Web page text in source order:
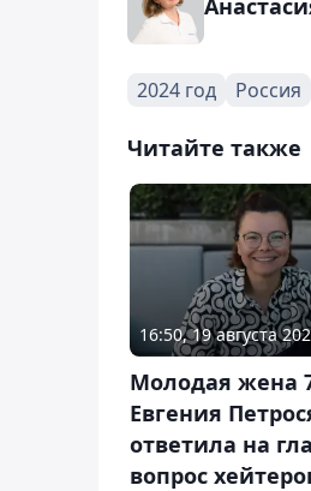
2024 год Россия
Читайте также
16:50, 19 августа
Молодая жена
Евгения
ответила на
вопрос